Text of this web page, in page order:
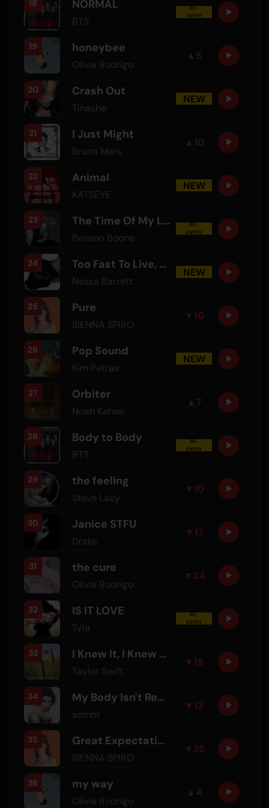
18 NORMAL
BTS
RE-
ENTRY
19 honeybee
Olivia Rodrigo
▲ 5
20 Crash Out
Tinashe
NEW
21 I Just Might
Bruno Mars
▲ 10
22 Animal
KATSEYE
NEW
23 The Time Of My Life
Benson Boone
RE-
ENTRY
24 Too Fast To Live, Too Young To Die
Nessa Barrett
NEW
25 Pure
SIENNA SPIRO
▼ 10
26 Pop Sound
Kim Petras
NEW
27 Orbiter
Noah Kahan
▲ 7
28 Body to Body
BTS
RE-
ENTRY
29 the feeling
Steve Lacy
▼ 10
30 Janice STFU
Drake
▼ 17
31 the cure
Olivia Rodrigo
▼ 24
32 IS IT LOVE
Tyla
RE-
ENTRY
33 I Knew It, I Knew You - From "Toy Story 5"
Taylor Swift
▼ 15
34 My Body Isn't Ready
sombr
▼ 13
35 Great Expectation
SIENNA SPIRO
▼ 25
36 my way
Olivia Rodrigo
▲ 4